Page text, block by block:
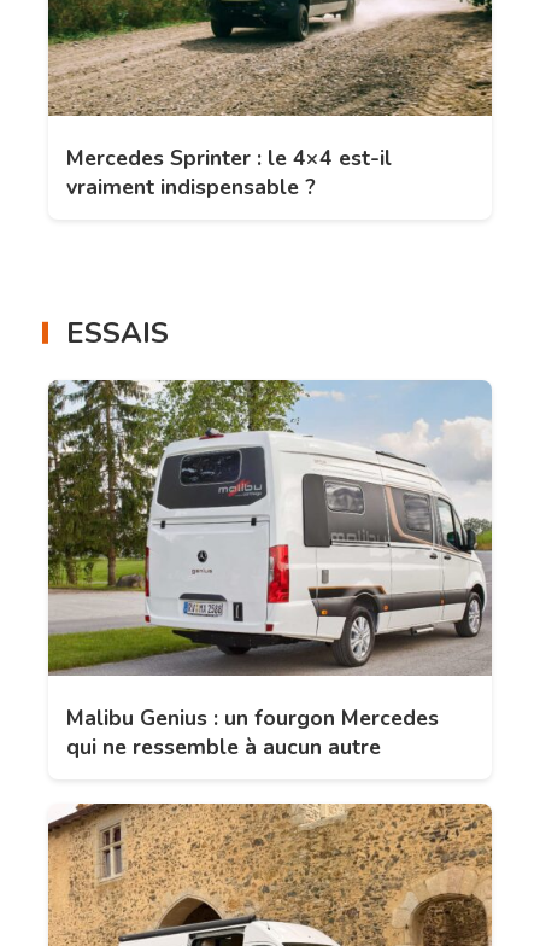
Mercedes Sprinter : le 4×4 est-il
vraiment indispensable ?
ESSAIS
Malibu Genius : un fourgon Mercedes
qui ne ressemble à aucun autre